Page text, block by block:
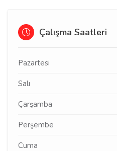
Çalışma Saatleri
Pazartesi
Salı
Çarşamba
Perşembe
Cuma